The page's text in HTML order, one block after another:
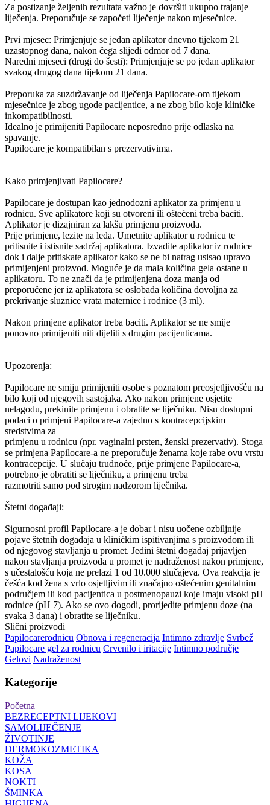
Za postizanje željenih rezultata važno je dovršiti ukupno trajanje
liječenja. Preporučuje se započeti liječenje nakon mjesečnice.
Prvi mjesec: Primjenjuje se jedan aplikator dnevno tijekom 21
uzastopnog dana, nakon čega slijedi odmor od 7 dana.
Naredni mjeseci (drugi do šesti): Primjenjuje se po jedan aplikator
svakog drugog dana tijekom 21 dana.
Preporuka za suzdržavanje od liječenja Papilocare-om tijekom
mjesečnice je zbog ugode pacijentice, a ne zbog bilo koje kliničke
inkompatibilnosti.
Idealno je primijeniti Papilocare neposredno prije odlaska na
spavanje.
Papilocare je kompatibilan s prezervativima.
Kako primjenjivati Papilocare?
Papilocare je dostupan kao jednodozni aplikator za primjenu u
rodnicu. Sve aplikatore koji su otvoreni ili oštećeni treba baciti.
Aplikator je dizajniran za lakšu primjenu proizvoda.
Prije primjene, lezite na leđa. Umetnite aplikator u rodnicu te
pritisnite i istisnite sadržaj aplikatora. Izvadite aplikator iz rodnice
dok i dalje pritiskate aplikator kako se ne bi natrag usisao upravo
primijenjeni proizvod. Moguće je da mala količina gela ostane u
aplikatoru. To ne znači da je primijenjena doza manja od
preporučene jer iz aplikatora se oslobađa količina dovoljna za
prekrivanje sluznice vrata maternice i rodnice (3 ml).
Nakon primjene aplikator treba baciti. Aplikator se ne smije
ponovno primijeniti niti dijeliti s drugim pacijenticama.
Upozorenja:
Papilocare ne smiju primijeniti osobe s poznatom preosjetljivošću na
bilo koji od njegovih sastojaka. Ako nakon primjene osjetite
nelagodu, prekinite primjenu i obratite se liječniku. Nisu dostupni
podaci o primjeni Papilocare-a zajedno s kontracepcijskim
sredstvima za
primjenu u rodnicu (npr. vaginalni prsten, ženski prezervativ). Stoga
se primjena Papilocare-a ne preporučuje ženama koje rabe ovu vrstu
kontracepcije. U slučaju trudnoće, prije primjene Papilocare-a,
potrebno je obratiti se liječniku, a primjenu treba
razmotriti samo pod strogim nadzorom liječnika.
Štetni događaji:
Sigurnosni profil Papilocare-a je dobar i nisu uočene ozbiljnije
pojave štetnih događaja u kliničkim ispitivanjima s proizvodom ili
od njegovog stavljanja u promet. Jedini štetni događaj prijavljen
nakon stavljanja proizvoda u promet je nadraženost nakon primjene,
s učestalošću koja ne prelazi 1 od 10.000 slučajeva. Ova reakcija je
češća kod žena s vrlo osjetljivim ili značajno oštećenim genitalnim
područjem ili kod pacijentica u postmenopauzi koje imaju visoki pH
rodnice (pH 7). Ako se ovo dogodi, prorijedite primjenu doze (na
svaka 3 dana) i obratite se liječniku.
Slični proizvodi
Papilocarerodnicu Obnova i regeneracija Intimno zdravlje Svrbež
Papilocare gel za rodnicu Crvenilo i iritacije Intimno područje
Gelovi Nadraženost
Kategorije
Početna
BEZRECEPTNI LIJEKOVI
SAMOLIJEČENJE
ŽIVOTINJE
DERMOKOZMETIKA
KOŽA
KOSA
NOKTI
ŠMINKA